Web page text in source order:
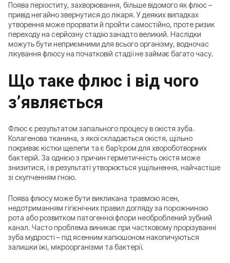
Поява періоститу, захворювання, більше відомого як флюс –
привід негайно звернутися до лікаря. У деяких випадках
утворення може прорвати й пройти самостійно, проте ризик
переходу на серйозну стадію занадто великий. Наслідки
можуть бути неприємними для всього організму, водночас
лікування флюсу на початковій стадії не займає багато часу.
Що таке флюс і від чого
з’являється
Флюс є результатом запального процесу в окістя зуба.
Колагенова тканина, з якої складається окістя, щільно
покриває кістки щелепи та є бар’єром для хвороботворних
бактерій. За однією з причин герметичність окістя може
знизитися, і в результаті утворюється ущільнення, найчастіше
зі скупченням гною.
Поява флюсу може бути викликана травмою ясен,
недотриманням гігієнічних правил догляду за порожниною
рота або розвитком патогенної флори необроблений зубний
канал. Часто проблема виникає при частковому прорізуванні
зуба мудрості – під ясенним капюшоном накопичуються
залишки їжі, мікроорганізми та бактерії.